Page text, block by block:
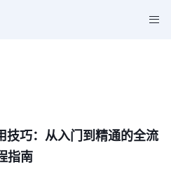
技巧：从入门到精通的全流
指南